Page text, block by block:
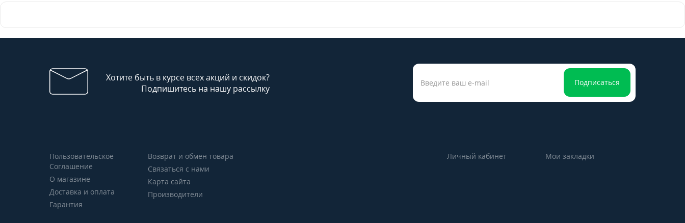
Хотите быть в курсе всех акций и скидок?
Подпишитесь на нашу рассылку
Подписаться
Пользовательское
Соглашение
О магазине
Доставка и оплата
Гарантия
Возврат и обмен товара
Связаться с нами
Карта сайта
Производители
Личный кабинет Мои закладки